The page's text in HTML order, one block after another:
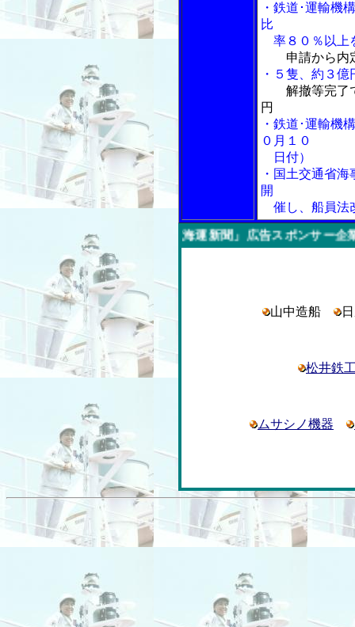
・鉄道･運輸機
比
率８０％以上
申請から内
・５隻、約３
解撤等完了
円
・鉄道･運輸機
０月１０
日付）
・国土交通省
開
催し、船員法
今週の「内航海運新聞」広告スポンサー企業
山中造船
松井鉄
ムサシノ機器